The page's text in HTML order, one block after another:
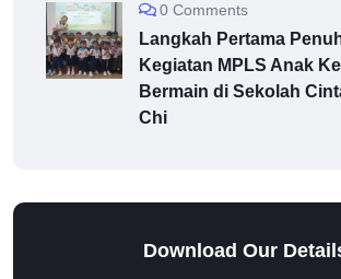
0 Comments
Langkah Pertama
Kegiatan MPLS Anak
Bermain di Sekolah
Chi
Download Our